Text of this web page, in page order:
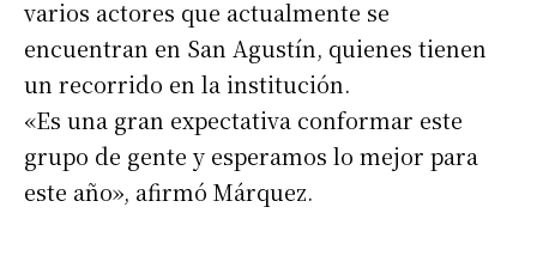
Dirección de correo electrónico*
Nombre
Apellidos
varios actores que actualmente se
encuentran en San Agustín, quienes tienen
un recorrido en la institución.
«Es una gran expectativa conformar este
grupo de gente y esperamos lo mejor para
este año», afirmó Márquez.